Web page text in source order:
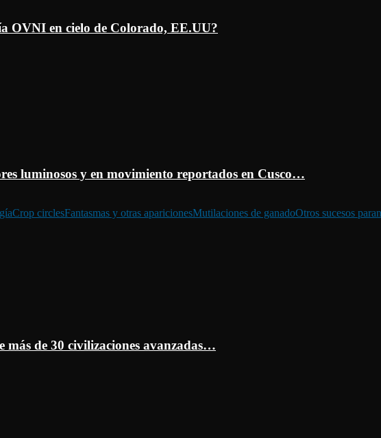
OVNI en cielo de Colorado, EE.UU?
luminosos y en movimiento reportados en Cusco…
Crop circlesFantasmas y otras aparicionesMutilaciones de ganadoOtros sucesos
de 30 civilizaciones avanzadas…